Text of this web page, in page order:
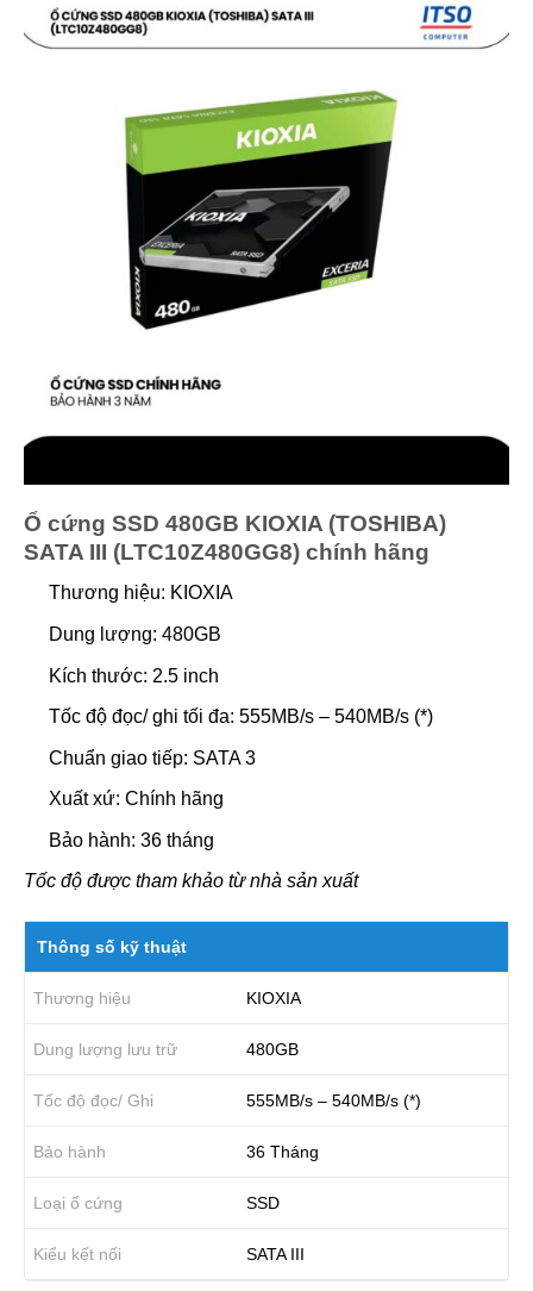
Ổ cứng SSD 480GB KIOXIA (TOSHIBA)
SATA III (LTC10Z480GG8) chính hãng
Thương hiệu: KIOXIA
Dung lượng: 480GB
Kích thước: 2.5 inch
Tốc độ đọc/ ghi tối đa: 555MB/s – 540MB/s (*)
Chuẩn giao tiếp: SATA 3
Xuất xứ: Chính hãng
Bảo hành: 36 tháng
Tốc độ được tham khảo từ nhà sản xuất
Thông số kỹ thuật
Thương hiệu KIOXIA
Dung lượng lưu trữ 480GB
Tốc độ đọc/ Ghi 555MB/s – 540MB/s (*)
Bảo hành 36 Tháng
Loại ổ cứng SSD
Kiểu kết nối SATA III